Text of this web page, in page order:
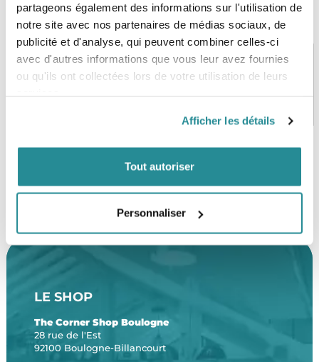
partageons également des informations sur l'utilisation de
notre site avec nos partenaires de médias sociaux, de
publicité et d'analyse, qui peuvent combiner celles-ci
avec d'autres informations que vous leur avez fournies
ou qu'ils ont collectées lors de votre utilisation de leurs
Afficher les détails
Tout autoriser
Personnaliser
Une équipe de passionnés
À partir de 99€ d’achat*
LE SHOP
The Corner Shop Boulogne
28 rue de l'Est
92100 Boulogne-Billancourt